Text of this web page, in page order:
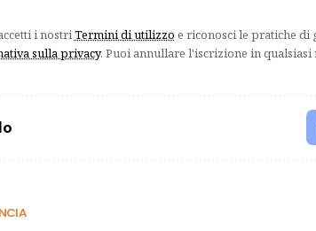
i nostriTermini di utilizzo e riconosci le pratiche di
sulla privacy. Puoi annullare l'iscrizione in qualsiasi